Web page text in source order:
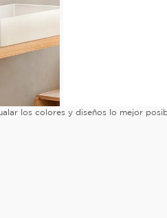
los colores y diseños lo mejor